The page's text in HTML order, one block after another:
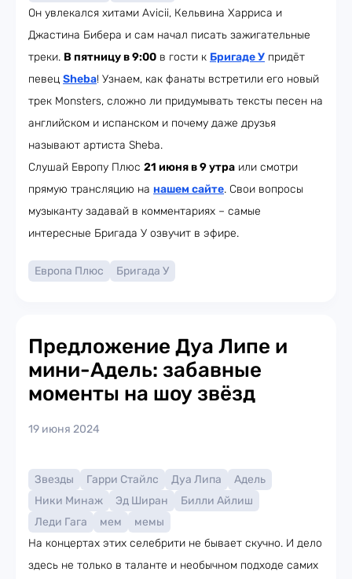
Он увлекался хитами Avicii, Кельвина Харриса и
Джастина Бибера и сам начал писать зажигательные
треки. В пятницу в 9:00 в гости к Бригаде У придёт
певец Sheba! Узнаем, как фанаты встретили его новый
трек Monsters, сложно ли придумывать тексты песен на
английском и испанском и почему даже друзья
называют артиста Sheba.
Слушай Европу Плюс 21 июня в 9 утра или смотри
прямую трансляцию на нашем сайте. Свои вопросы
музыканту задавай в комментариях – самые
интересные Бригада У озвучит в эфире.
Европа Плюс Бригада У
Предложение Дуа Липе и
мини-Адель: забавные
моменты на шоу звёзд
19 июня 2024
Звезды Гарри Стайлс Дуа Липа
Адель
Ники Минаж
Эд Ширан
Билли Айлиш
Леди Гага
мем
мемы
На концертах этих селебрити не бывает скучно. И дело
здесь не только в таланте и необычном подходе самих